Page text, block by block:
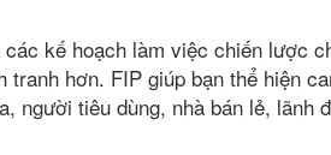
kế hoạch làm việc chiến lược
tranh hơn. FIP giúp bạn thể hiện
người tiêu dùng, nhà bán lẻ, lãnh